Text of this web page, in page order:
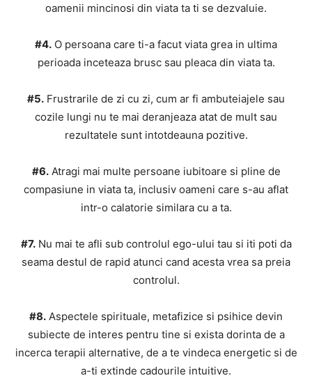
oamenii mincinosi din viata ta ti se dezvaluie.
#4. O persoana care ti-a facut viata grea in ultima
perioada inceteaza brusc sau pleaca din viata ta.
#5. Frustrarile de zi cu zi, cum ar fi ambuteiajele sau
cozile lungi nu te mai deranjeaza atat de mult sau
rezultatele sunt intotdeauna pozitive.
#6.Atragi mai multe persoane iubitoare si pline de
compasiune in viata ta, inclusiv oameni care s-au aflat
intr-o calatorie similara cu a ta.
#7.Nu mai te afli sub controlul ego-ului tau si iti poti da
seama destul de rapid atunci cand acesta vrea sa preia
controlul.
#8. Aspectele spirituale, metafizice si psihice devin
subiecte de interes pentru tine si exista dorinta de a
incerca terapii alternative, de a te vindeca energetic si de
a-ti extinde cadourile intuitive.